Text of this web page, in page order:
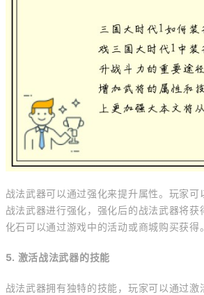
战法武器可以通过强化来提升属性。玩家可
战法武器进行强化，强化后的战法武器将获
化石可以通过游戏中的活动或商城购买获得。
5. 激活战法武器的技能
战法武器拥有独特的技能，玩家可以通过激